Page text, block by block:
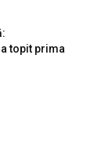
topit prima